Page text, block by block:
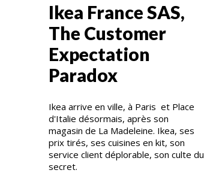
Ikea France SAS,
The Customer
Expectation
Paradox
Ikea arrive en ville, à Paris et Place
d'Italie désormais, après son
magasin de La Madeleine. Ikea, ses
prix tirés, ses cuisines en kit, son
service client déplorable, son culte du
secret.